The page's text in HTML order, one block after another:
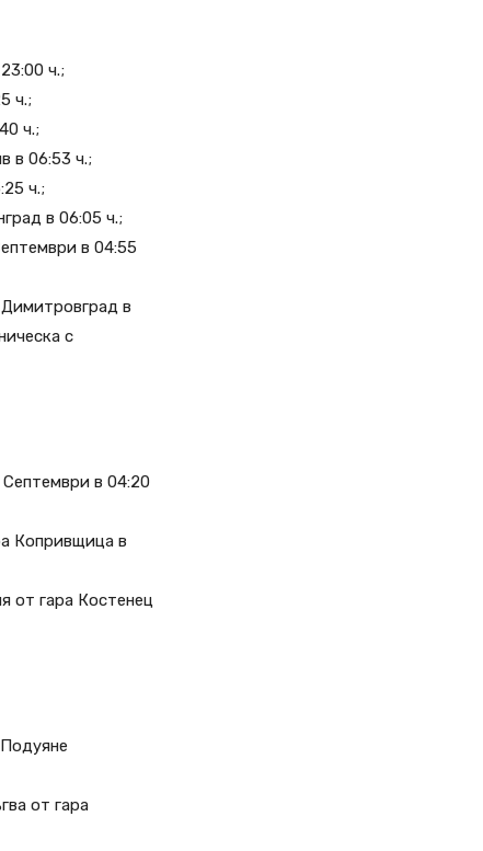
ч.;
ч.;
ч.;
в 06:53 ч.;
ч.;
в 06:05 ч.;
в 04:55
в
с
в 04:20
Копривщица в
от гара Костенец
от гара